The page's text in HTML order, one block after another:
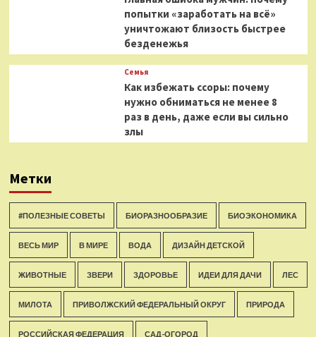
попытки «заработать на всё»
уничтожают близость быстрее
безденежья
Семья
Как избежать ссоры: почему
нужно обниматься не менее 8
раз в день, даже если вы сильно
злы
Метки
#ПОЛЕЗНЫЕ СОВЕТЫ БИОРАЗНООБРАЗИЕ БИОЭКОНОМИКА
ВЕСЬ МИР В МИРЕ ВОДА ДИЗАЙН ДЕТСКОЙ
ЖИВОТНЫЕ ЗВЕРИ ЗДОРОВЬЕ ИДЕИ ДЛЯ ДАЧИ ЛЕС
МИЛОТА ПРИВОЛЖСКИЙ ФЕДЕРАЛЬНЫЙ ОКРУГ ПРИРОДА
РОССИЙСКАЯ ФЕДЕРАЦИЯ САД-ОГОРОД